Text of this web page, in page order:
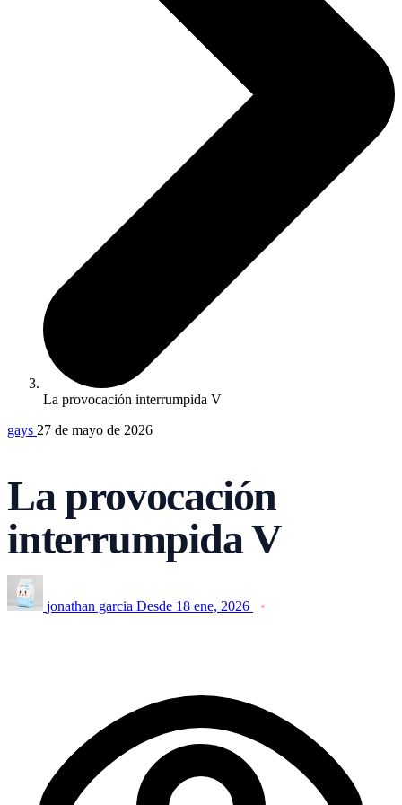
La provocación interrumpida V
gays 27 de mayo de 2026
La provocación
interrumpida V
jonathan garcia Desde 18 ene, 2026